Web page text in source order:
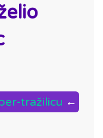
tražilicu ←